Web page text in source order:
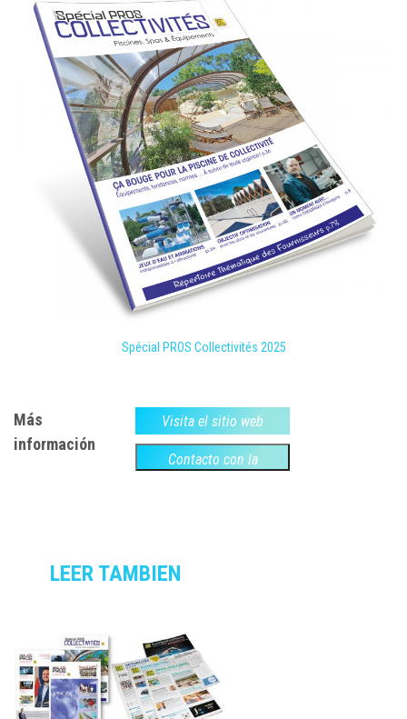
Spécial PROS Collectivités 2025
Más
información
Visita el sitio web
Contacto con la
LEER TAMBIEN